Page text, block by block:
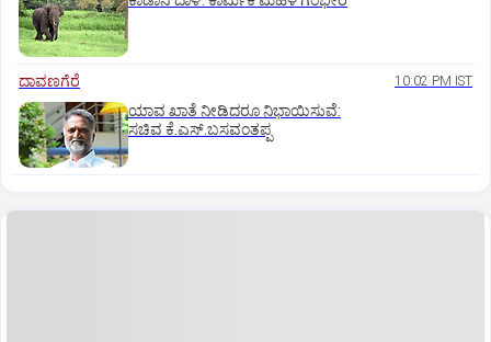
ದಾವಣಗೆರೆ 10:02 PM IST
ಯಾವ ಖಾತೆ ನೀಡಿದರೂ ನಿಭಾಯಿಸುವೆ:
ಸಚಿವ ಕೆ.ಎಸ್.ಬಸವಂತಪ್ಪ